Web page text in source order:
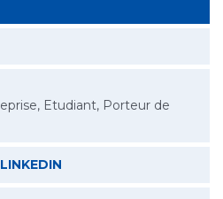
Etudiant, Porteur de